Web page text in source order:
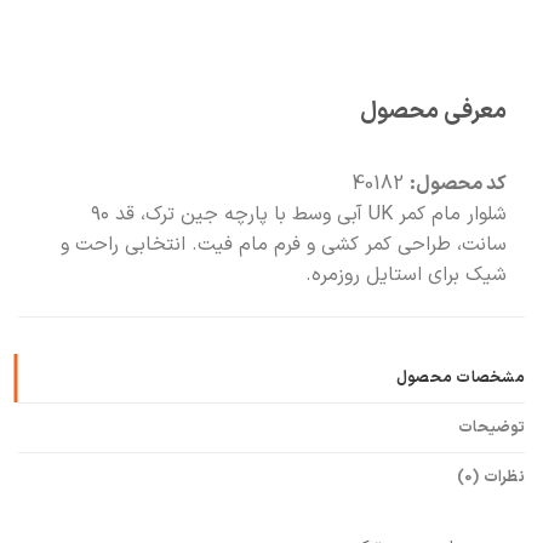
معرفی محصول
کد محصول: 40182
شلوار مام کمر UK آبی وسط با پارچه جین ترک، قد ۹۰
سانت، طراحی کمر کشی و فرم مام فیت. انتخابی راحت و
شیک برای استایل روزمره.
مشخصات محصول
توضیحات
نظرات (0)